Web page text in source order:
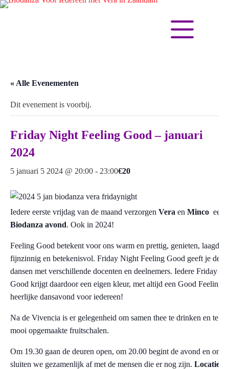
« Alle Evenementen
Dit evenement is voorbij.
Friday Night Feeling Good – januari
2024
5 januari 5 2024 @ 20:00 - 23:00€20
Iedere eerste vrijdag van de maand verzorgen Vera en Minco een
Biodanza avond. Ook in 2024!
Feeling Good betekent voor ons warm en prettig, genieten,
fijnzinnig en betekenisvol. Friday Night Feeling Good geeft je de
dansen met verschillende docenten en deelnemers. Iedere Friday
Good krijgt daardoor een eigen kleur, met altijd een Good Feeling.
heerlijke dansavond voor iedereen!
Na de Vivencia is er gelegenheid om samen thee te drinken en te
mooi opgemaakte fruitschalen.
Om 19.30 gaan de deuren open, om 20.00 begint de avond en om
sluiten we gezamenlijk af met de mensen die er nog zijn. Locatie :